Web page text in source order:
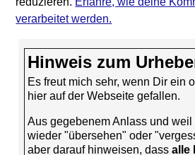
verarbeitet werden.
Hinweis zum
Es freut mich sehr, wenn Dir ein
hier auf der Webseite gefallen.
Aus gegebenem Anlass und
wieder "übersehen" oder
aber darauf hinweisen, dassalle